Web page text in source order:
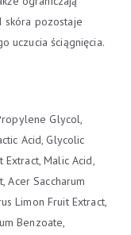
skóra pozostaje
uczucia ściągnięcia.
Glycol,
Acid, Glycolic
Extract, Malic Acid,
Acer Saccharum
Limon Fruit Extract,
Benzoate,